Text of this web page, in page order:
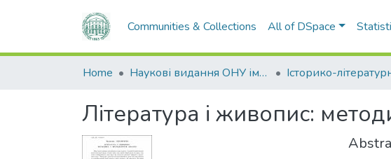
Communities & Collections All of DSpace
Home Наукові видання ОНУ імені І. І. Мечникова
Література і живопис: